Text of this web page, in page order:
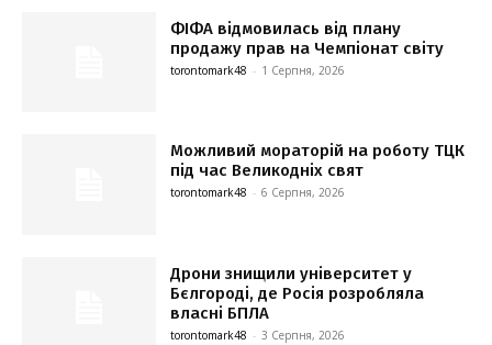
ФІФА відмовилась від плану
продажу прав на Чемпіонат світу
torontomark48 - 1 Серпня, 2026
Можливий мораторій на роботу ТЦК
під час Великодніх свят
torontomark48 - 6 Серпня, 2026
Дрони знищили університет у
Бєлгороді, де Росія розробляла
власні БПЛА
torontomark48 - 3 Серпня, 2026